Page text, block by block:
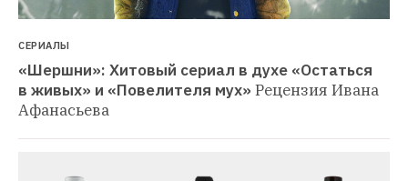
СЕРИАЛЫ
«Шершни»: Хитовый сериал в духе «Остаться
в живых» и «Повелителя мух» Рецензия Ивана
Афанасьева